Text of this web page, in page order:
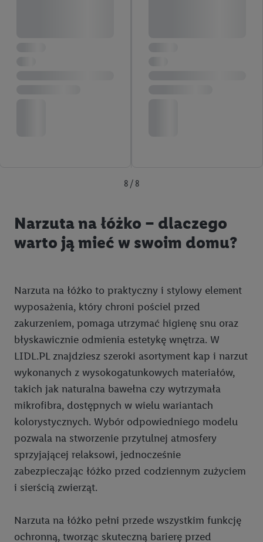
8 / 8
Narzuta na łóżko – dlaczego
warto ją mieć w swoim domu?
Narzuta na łóżko to praktyczny i stylowy element
wyposażenia, który chroni pościel przed
zakurzeniem, pomaga utrzymać higienę snu oraz
błyskawicznie odmienia estetykę wnętrza. W
LIDL.PL znajdziesz szeroki asortyment kap i narzut
wykonanych z wysokogatunkowych materiałów,
takich jak naturalna bawełna czy wytrzymała
mikrofibra, dostępnych w wielu wariantach
kolorystycznych. Wybór odpowiedniego modelu
pozwala na stworzenie przytulnej atmosfery
sprzyjającej relaksowi, jednocześnie
zabezpieczając łóżko przed codziennym zużyciem
i sierścią zwierząt.
Narzuta na łóżko pełni przede wszystkim funkcję
ochronną, tworząc skuteczną barierę przed